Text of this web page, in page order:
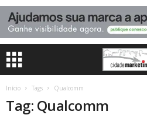
Início Tags Qualcomm
Tag: Qualcomm